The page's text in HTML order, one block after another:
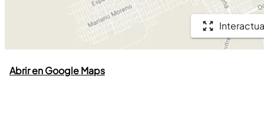
Abrir en Google Maps